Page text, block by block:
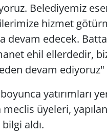
Belediyemiz
hizmet
devam edecek.
ehil ellerdedir,
devam ediyoruz"
yatırımları
üyeleri,
aldı.